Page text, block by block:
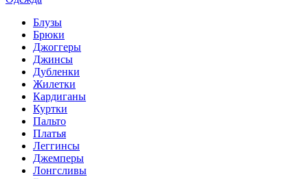
Блузы
Брюки
Джоггеры
Джинсы
Дубленки
Жилетки
Кардиганы
Куртки
Пальто
Платья
Леггинсы
Джемперы
Лонгсливы